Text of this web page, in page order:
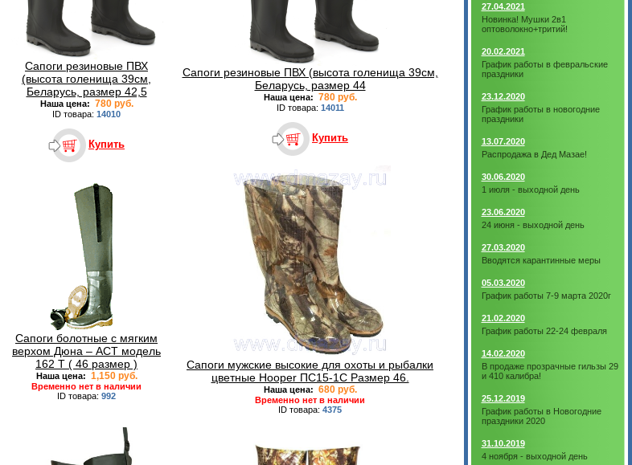
Сапоги резиновые ПВХ
(высота голенища 39см,
Беларусь, размер 42,5
Наша цена: 780 руб.
ID товара: 14010
Купить
Сапоги резиновые ПВХ (высота голенища 39см,
Беларусь, размер 44
Наша цена: 780 руб.
ID товара: 14011
Купить
Сапоги болотные с мягким
верхом Дюна – АСТ модель
162 Т ( 46 размер )
Наша цена: 1,150 руб.
Временно нет в наличии
ID товара: 992
Сапоги мужские высокие для охоты и рыбалки
цветные Hooper ПС15-1С Размер 46.
Наша цена: 680 руб.
Временно нет в наличии
ID товара: 4375
27.04.2021
Новинка! Мушки 2в1
оптоволокно+тритий!
20.02.2021
График работы в февральские
праздники
23.12.2020
График работы в новогодние
праздники
13.07.2020
Распродажа в Дед Мазае!
30.06.2020
1 июля - выходной день
23.06.2020
24 июня - выходной день
27.03.2020
Вводятся карантинные меры
05.03.2020
График работы 7-9 марта 2020г
21.02.2020
График работы 22-24 февраля
14.02.2020
В продаже прозрачные гильзы 29
и 410 калибра!
25.12.2019
График работы в Новогодние
праздники 2020
31.10.2019
4 ноября - выходной день